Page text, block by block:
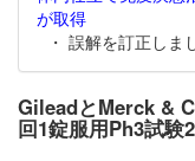
が取得
・ 誤解を訂正しま
GileadとMerck &
回1錠服用Ph3試験